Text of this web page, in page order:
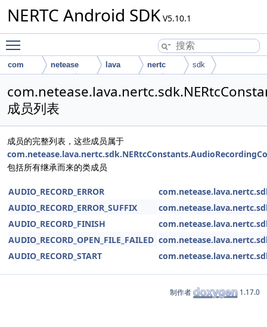
NERTC Android SDK V5.10.1
com netease lava nertc
sdk
成员列表
成员的完整列表，这些成员属于
包括所有继承而来的类成员
AUDIO_RECORD_ERROR
AUDIO_RECORD_ERROR_SUFFIX
AUDIO_RECORD_FINISH
AUDIO_RECORD_OPEN_FILE_FAILED
AUDIO_RECORD_START
制作者 1.17.0